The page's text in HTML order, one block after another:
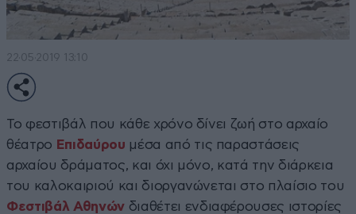
22·05·2019 13:10
Το φεστιβάλ που κάθε χρόνο δίνει ζωή στο αρχαίο
θέατρο Επιδαύρου μέσα από τις παραστάσεις
αρχαίου δράματος, και όχι μόνο, κατά την διάρκεια
του καλοκαιριού και διοργανώνεται στο πλαίσιο του
Φεστιβάλ Αθηνώνδιαθέτει ενδιαφέρουσες ιστορίες